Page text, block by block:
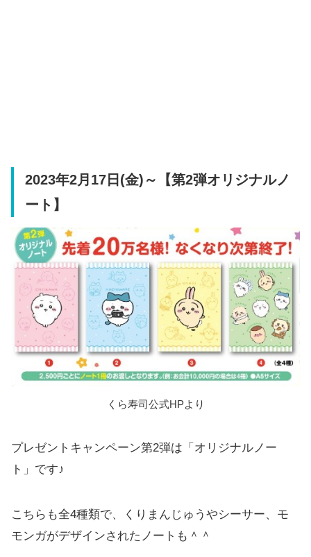
2023年2月17日(金)～【第2弾オリジナルノ
ート】
くら寿司公式HPより
プレゼントキャンペーン第2弾は「オリジナルノー
ト」です♪
こちらも全4種類で、くりまんじゅうやシーサー、モ
モンガがデザインされたノートも＾＾